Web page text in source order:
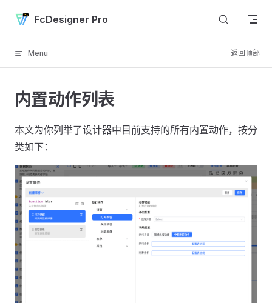
Skip to content
FcDesigner Pro
Menu 返回顶部
内置动作列表
本文为你列举了设计器中目前支持的所有内置动作，按分
类如下：